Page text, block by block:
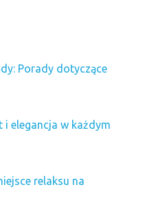
Porady dotyczące
elegancja w każdym
relaksu na